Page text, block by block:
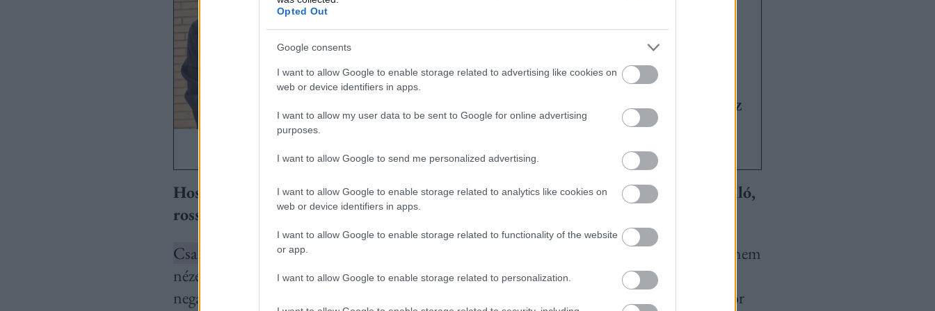
Opted Out
Google consents
I want to allow Google to enable storage related to advertising like cookies on
web or device identifiers in apps.
I want to allow my user data to be sent to Google for online advertising
purposes.
I want to allow Google to send me personalized advertising.
I want to allow Google to enable storage related to analytics like cookies on
web or device identifiers in apps.
I want to allow Google to enable storage related to functionality of the website
or app.
I want to allow Google to enable storage related to personalization.
Puskás Ágota: „Ha nem
tanuljuk meg tudatosan
használni a közösségi
médiát, az inkább falakat húz
fel közöttünk, mintsem
Hosszú évek óta tevékenykedsz tartalomgyártóként. Hogy kezeled az ehhez hasonló,
rosszindulatú kommenteket?
Csak a saját felületeimre érkező kommentekkel foglalkozom.
(A Redditet például direkt nem
nézem, mert nem tartom mérvadónak.) Hosszú időbe telt, mire megtanultam kezelni a
negatív kommenteket, de nem állítom, hogy az minden alkalommal flottul megy. Amikor